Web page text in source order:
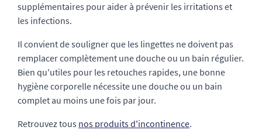
supplémentaires pour aider à prévenir les irritations et
les infections.
Il convient de souligner que les lingettes ne doivent pas
remplacer complètement une douche ou un bain régulier.
Bien qu'utiles pour les retouches rapides, une bonne
hygiène corporelle nécessite une douche ou un bain
complet au moins une fois par jour.
Retrouvez tous nos produits d'incontinence.